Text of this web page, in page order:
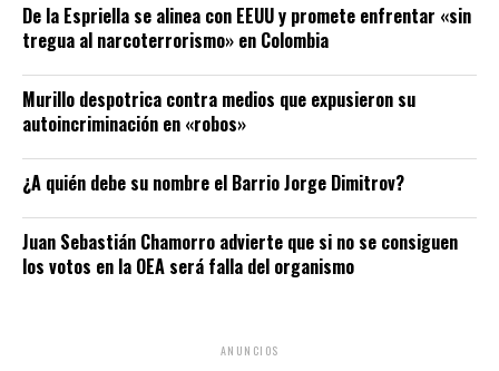
De la Espriella se alinea con EEUU y promete enfrentar «sin
tregua al narcoterrorismo» en Colombia
Murillo despotrica contra medios que expusieron su
autoincriminación en «robos»
¿A quién debe su nombre el Barrio Jorge Dimitrov?
Juan Sebastián Chamorro advierte que si no se consiguen
los votos en la OEA será falla del organismo
ANUNCIOS